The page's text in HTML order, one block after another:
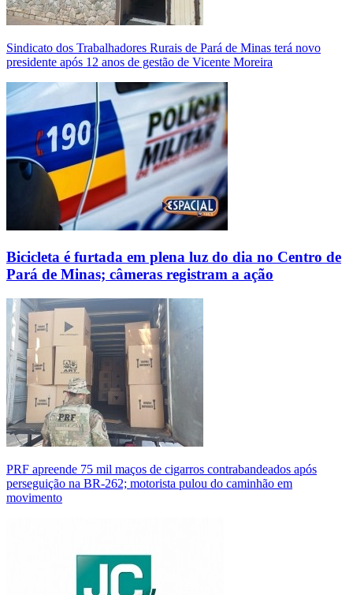
Sindicato dos Trabalhadores Rurais de Pará de Minas terá novo
presidente após 12 anos de gestão de Vicente Moreira
Bicicleta é furtada em plena luz do dia no Centro de
Pará de Minas; câmeras registram a ação
PRF apreende 75 mil maços de cigarros contrabandeados após
perseguição na BR-262; motorista pulou do caminhão em
movimento